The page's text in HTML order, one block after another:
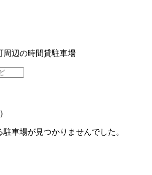
周辺の時間貸駐車場
車場が見つかりませんでした。